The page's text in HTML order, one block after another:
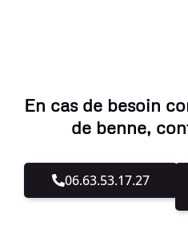
En cas de besoin
de benne,
06.63.53.17.27